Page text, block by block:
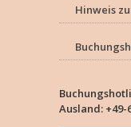
Hinweis
Ausland: +49-